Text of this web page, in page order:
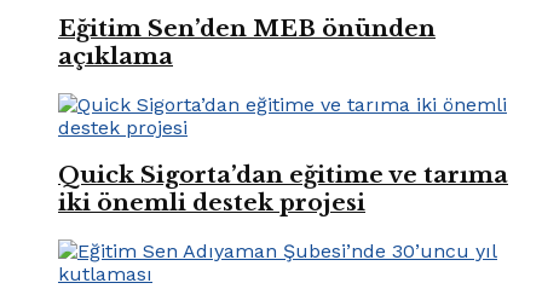
Eğitim Sen’den MEB önünden
açıklama
Quick Sigorta’dan eğitime ve tarıma
iki önemli destek projesi